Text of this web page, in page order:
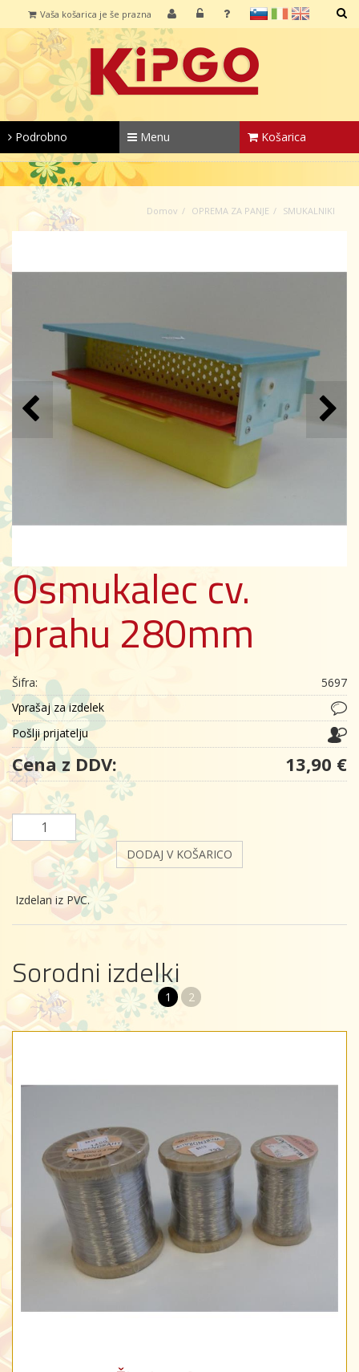
IŠČI
sl it
Vaša košarica je še prazna
Podrobno Menu Košarica
Domov OPREMA ZA PANJE SMUKALNIKI
Osmukalec cv.
prahu 280mm
Šifra:
5697
Vprašaj za izdelek
Pošlji prijatelju
Cena z DDV: 13,90 €
DODAJ V KOŠARICO
Izdelan iz PVC.
Sorodni izdelki
1 2